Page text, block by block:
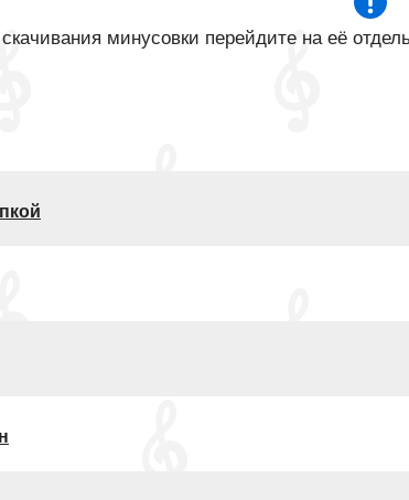
минусовки перейдите на её